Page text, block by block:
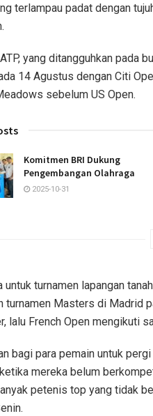
terlampau padat dengan
yang ditangguhkan pada
14 Agustus dengan Citi
sebelum US Open.
Komitmen BRI Dukung
Pengembangan Olahraga
2025-10-31
untuk turnamen lapangan
turnamen Masters di Madrid
lalu French Open mengikuti
bagi para pemain untuk
mereka belum
petenis top yang tidak